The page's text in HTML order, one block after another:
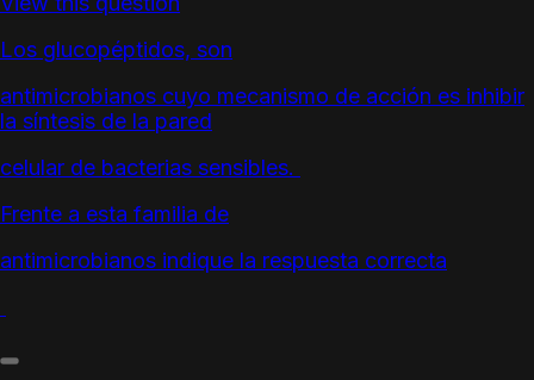
Los glucopéptidos, son
antimicrobianos cuyo mecanismo de acción es inhibir
la síntesis de la pared
celular de bacterias sensibles.
Frente a esta familia de
antimicrobianos indique la respuesta correcta